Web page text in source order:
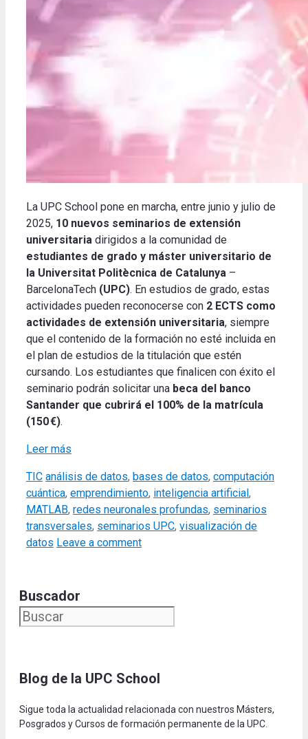
La UPC School pone en marcha, entre junio y julio de
2025, 10 nuevos seminarios de extensión
universitaria dirigidos a la comunidad de
estudiantes de grado y máster universitario de
la Universitat Politècnica de Catalunya –
BarcelonaTech (UPC). En estudios de grado, estas
actividades pueden reconocerse con 2 ECTS como
actividades de extensión universitaria, siempre
que el contenido de la formación no esté incluida en
el plan de estudios de la titulación que estén
cursando. Los estudiantes que finalicen con éxito el
seminario podrán solicitar una beca del banco
Santander que cubrirá el 100% de la matrícula
(150 €).
Leer más
Categories
TIC Tags
análisis de datos, bases de datos, computación
cuántica, emprendimiento, inteligencia artificial,
MATLAB, redes neuronales profundas, seminarios
transversales, seminarios UPC, visualización de
datos Leave a comment
Buscador
Blog de la UPC School
Sigue toda la actualidad relacionada con nuestros Másters,
Posgrados y Cursos de formación permanente de la UPC.